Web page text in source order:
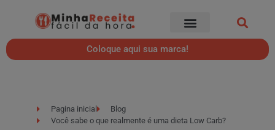
Coloque aqui sua marca!
Pagina inicial
Blog
Você sabe o que realmente é uma dieta Low Carb?